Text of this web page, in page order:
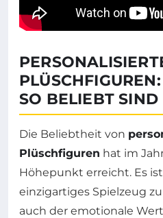
SO BELIEBT SIND
Die Beliebtheit von
Plüschfiguren hat im
Höhepunkt erreicht. Es
einzigartiges Spielzeug
auch der emotionale